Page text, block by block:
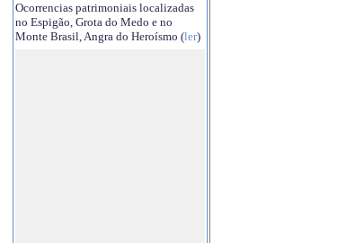
Ocorrencias patrimoniais localizadas
no Espigão, Grota do Medo e no
Monte Brasil, Angra do Heroísmo (ler)